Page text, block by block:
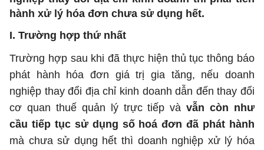
hành xử lý hóa đơn chưa sử dụng hết.
I. Trường hợp thứ nhất
Trường hợp sau khi đã thực hiện thủ tục thông báo
phát hành hóa đơn giá trị gia tăng, nếu doanh
nghiệp thay đổi địa chỉ kinh doanh dẫn đến thay đổi
cơ quan thuế quản lý trực tiếp vàvẫn còn như
cầu tiếp tục sử dụng số hoá đơn đã phát hành
mà chưa sử dụng hết thì doanh nghiệp xử lý hóa